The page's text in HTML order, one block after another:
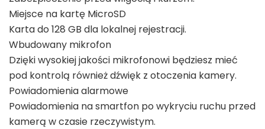
Miejsce na kartę MicroSD
Karta do 128 GB dla lokalnej rejestracji.
Wbudowany mikrofon
Dzięki wysokiej jakości mikrofonowi będziesz mieć
pod kontrolą również dźwięk z otoczenia kamery.
Powiadomienia alarmowe
Powiadomienia na smartfon po wykryciu ruchu przed
kamerą w czasie rzeczywistym.